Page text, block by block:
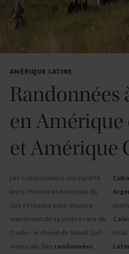
AMÉRIQUE LATINE
Randonnées
en Amérique
et Amérique
Les Conquistadors ont importé
leurs chevaux en Amérique du
Sud et chaque pays dispose
maintenant de sa propre race de
Criollo - le cheval de travail Sud
Américain. Des randonnées
Cuba